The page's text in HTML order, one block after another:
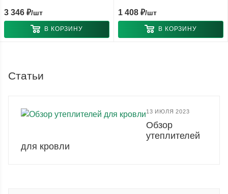
3 346 ₽/шт
В КОРЗИНУ
1 408 ₽/шт
В КОРЗИНУ
Статьи
13 ИЮЛЯ 2023
Обзор
утеплителей
для кровли